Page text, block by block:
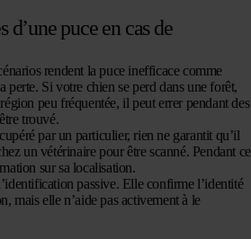
puce en cas de
rendent la puce inefficace comme
perte. Si votre chien se perd dans une forêt,
peu fréquentée, il peut errer pendant des
trouvé.
par un particulier, rien ne garantit qu’il
un vétérinaire pour être scanné. Pendant ce
sur sa localisation.
passive. Elle confirme l’identité
mais elle n’aide pas activement à le